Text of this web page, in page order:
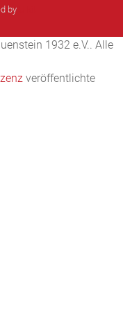
by
1932 e.V.. Alle
veröffentlichte